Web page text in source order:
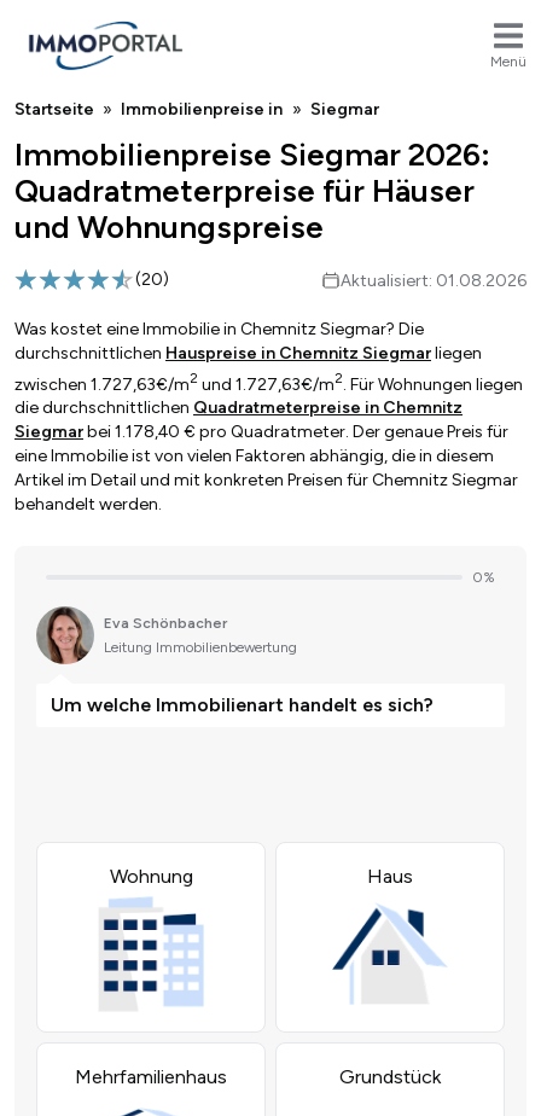
Menü
Breadcrumb
Startseite Immobilienpreise in Siegmar
Immobilienpreise Siegmar 2026:
Quadratmeterpreise für Häuser
und Wohnungspreise
(20) Aktualisiert: 01.08.2026
Was kostet eine Immobilie in Chemnitz Siegmar? Die
durchschnittlichen Hauspreise in Chemnitz Siegmarliegen
zwischen 1.727,63€/m2 und 1.727,63€/m2. Für Wohnungen liegen
die durchschnittlichen Quadratmeterpreise in Chemnitz
Siegmarbei 1.178,40 € pro Quadratmeter. Der genaue Preis für
eine Immobilie ist von vielen Faktoren abhängig, die in diesem
Artikel im Detail und mit konkreten Preisen für Chemnitz Siegmar
behandelt werden.